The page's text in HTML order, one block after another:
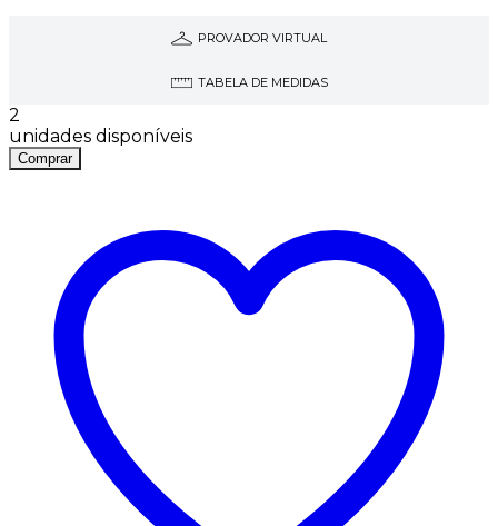
PROVADOR VIRTUAL
TABELA DE MEDIDAS
2
unidades disponíveis
Comprar